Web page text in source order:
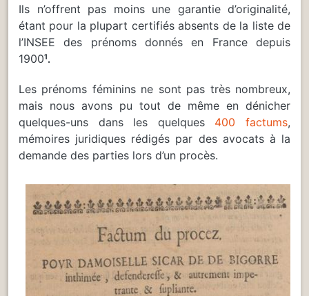
Ils n’offrent pas moins une garantie d’originalité,
étant pour la plupart certifiés absents de la liste de
l’INSEE des prénoms donnés en France depuis
19001.
Les prénoms féminins ne sont pas très nombreux,
mais nous avons pu tout de même en dénicher
quelques-uns dans les quelques 400 factums,
mémoires juridiques rédigés par des avocats à la
demande des parties lors d’un procès.